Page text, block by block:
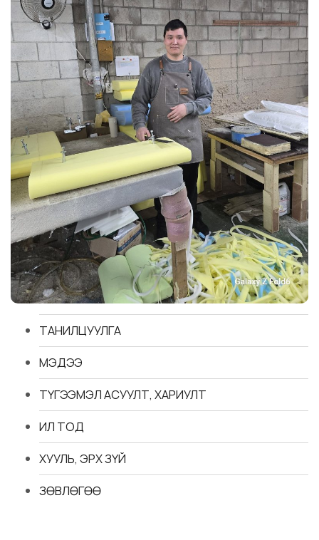
ТАНИЛЦУУЛГА
МЭДЭЭ
ТҮГЭЭМЭЛ АСУУЛТ, ХАРИУЛТ
ИЛ ТОД
ХУУЛЬ, ЭРХ ЗҮЙ
ЗӨВЛӨГӨӨ